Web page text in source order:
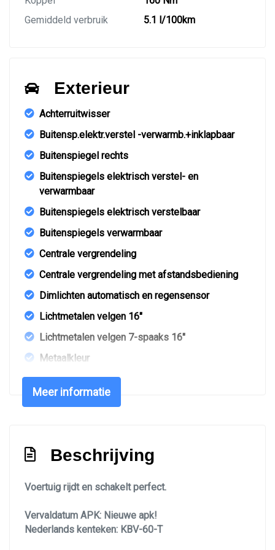
Gemiddeld verbruik
5.1 l/100km
Exterieur
Achterruitwisser
Buitensp.elektr.verstel -verwarmb.+inklapbaar
Buitenspiegel rechts
Buitenspiegels elektrisch verstel- en
verwarmbaar
Buitenspiegels elektrisch verstelbaar
Buitenspiegels verwarmbaar
Centrale vergrendeling
Centrale vergrendeling met afstandsbediening
Dimlichten automatisch en regensensor
Lichtmetalen velgen 16"
Lichtmetalen velgen 7-spaaks 16"
Metaalkleur
Mistlampen voor
Panoramadak
Ruitensproeiers/wisserbladen verwarmbaar
Sportonderstel
Interieur
Meer informatie
Beschrijving
Voertuig rijdt en schakelt perfect.
Vervaldatum APK: Nieuwe apk!
Nederlands kenteken: KBV-60-T